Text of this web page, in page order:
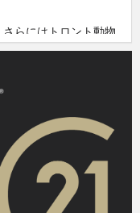
らにはトロント動物